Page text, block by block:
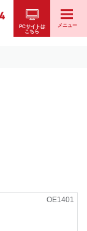
PCサイトは
こちら
メニュー
OE1401